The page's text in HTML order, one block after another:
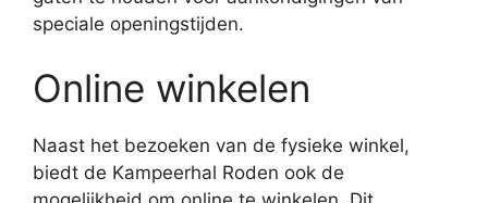
speciale openingstijden.
Online winkelen
Naast het bezoeken van de fysieke winkel,
biedt de Kampeerhal Roden ook de